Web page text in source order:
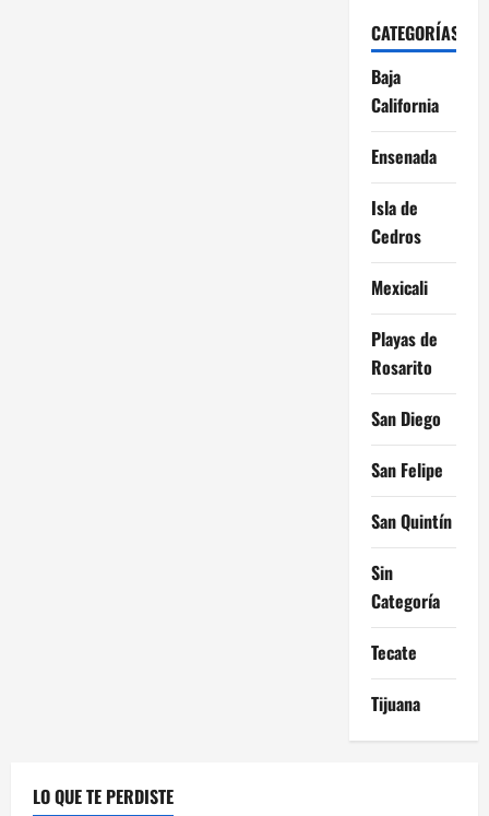
CATEGORÍAS
Baja
California
Ensenada
Isla de
Cedros
Mexicali
Playas de
Rosarito
San Diego
San Felipe
San Quintín
Sin
Categoría
Tecate
Tijuana
LO QUE TE PERDISTE